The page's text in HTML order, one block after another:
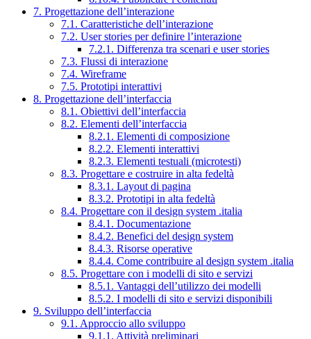
7. Progettazione dell’interazione
7.1. Caratteristiche dell’interazione
7.2. User stories per definire l’interazione
7.2.1. Differenza tra scenari e user stories
7.3. Flussi di interazione
7.4. Wireframe
7.5. Prototipi interattivi
8. Progettazione dell’interfaccia
8.1. Obiettivi dell’interfaccia
8.2. Elementi dell’interfaccia
8.2.1. Elementi di composizione
8.2.2. Elementi interattivi
8.2.3. Elementi testuali (microtesti)
8.3. Progettare e costruire in alta fedeltà
8.3.1. Layout di pagina
8.3.2. Prototipi in alta fedeltà
8.4. Progettare con il design system .italia
8.4.1. Documentazione
8.4.2. Benefici del design system
8.4.3. Risorse operative
8.4.4. Come contribuire al design system .italia
8.5. Progettare con i modelli di sito e servizi
8.5.1. Vantaggi dell’utilizzo dei modelli
8.5.2. I modelli di sito e servizi disponibili
9. Sviluppo dell’interfaccia
9.1. Approccio allo sviluppo
9.1.1. Attività preliminari